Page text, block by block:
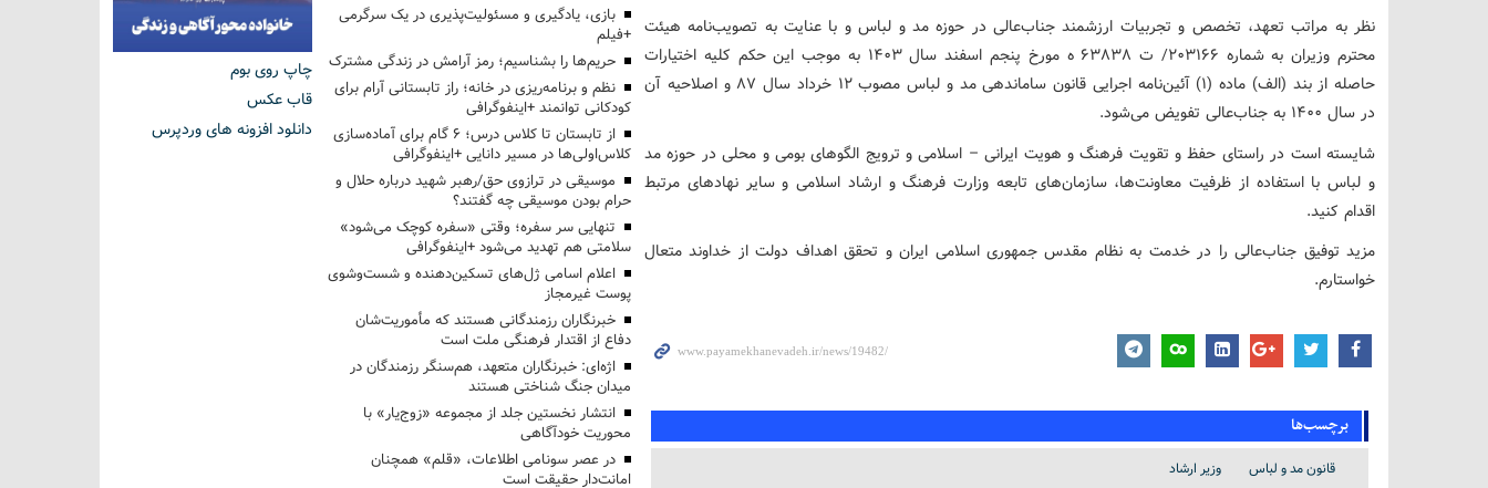
نظر به مراتب تعهد، تخصص و تجربیات ارزشمند جناب‌عالی در حوزه مد و لباس و با عنایت به تصویب‌نامه هیئت
محترم وزیران به شماره ۲۰۳۱۶۶/ ت ۶۳۸۳۸ ه مورخ پنجم اسفند سال ۱۴۰۳ به موجب این حکم کلیه اختیارات
حاصله از بند (الف) ماده (۱) آئین‌نامه اجرایی قانون ساماندهی مد و لباس مصوب ۱۲ خرداد سال ۸۷ و اصلاحیه آن
در سال ۱۴۰۰ به جناب‌عالی تفویض می‌شود.
شایسته است در راستای حفظ و تقویت فرهنگ و هویت ایرانی – اسلامی و ترویج الگوهای بومی و محلی در حوزه مد
و لباس با استفاده از ظرفیت معاونت‌ها، سازمان‌های تابعه وزارت فرهنگ و ارشاد اسلامی و سایر نهادهای مرتبط
اقدام کنید.
مزید توفیق جناب‌عالی را در خدمت به نظام مقدس جمهوری اسلامی ایران و تحقق اهداف دولت از خداوند متعال
خواستارم.
برچسب‌ها
قانون مد و لباس وزیر ارشاد
بازی، یادگیری و مسئولیت‌پذیری در یک سرگرمی
+فیلم
حریم‌ها را بشناسیم؛ رمز آرامش در زندگی مشترک
نظم و برنامه‌ریزی در خانه؛ راز تابستانی آرام برای
کودکانی توانمند +اینفوگرافی
از تابستان تا کلاس درس؛ ۶ گام برای آماده‌سازی
کلاس‌اولی‌ها در مسیر دانایی +اینفوگرافی
موسیقی در ترازوی حق/رهبر شهید درباره حلال و
حرام بودن موسیقی چه گفتند؟
تنهایی سر سفره؛ وقتی «سفره کوچک می‌شود»
سلامتی هم تهدید می‌شود +اینفوگرافی
اعلام اسامی ژل‌های تسکین‌دهنده و شست‌وشوی
پوست غیرمجاز
خبرنگاران رزمندگانی هستند که مأموریت‌شان
دفاع از اقتدار فرهنگی ملت است
اژه‌ای: خبرنگاران متعهد، هم‌سنگر رزمندگان در
میدان جنگ شناختی هستند
انتشار نخستین جلد از مجموعه «زوج‌یار» با
محوریت خودآگاهی
در عصر سونامی اطلاعات، «قلم» همچنان
امانت‌دار حقیقت است
چاپ روی بوم
قاب عکس
دانلود افزونه های وردپرس